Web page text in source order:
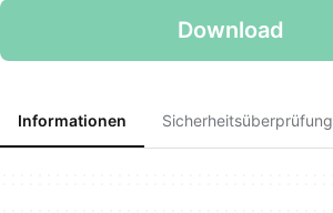
Download
Informationen Sicherheitsüberprüfung